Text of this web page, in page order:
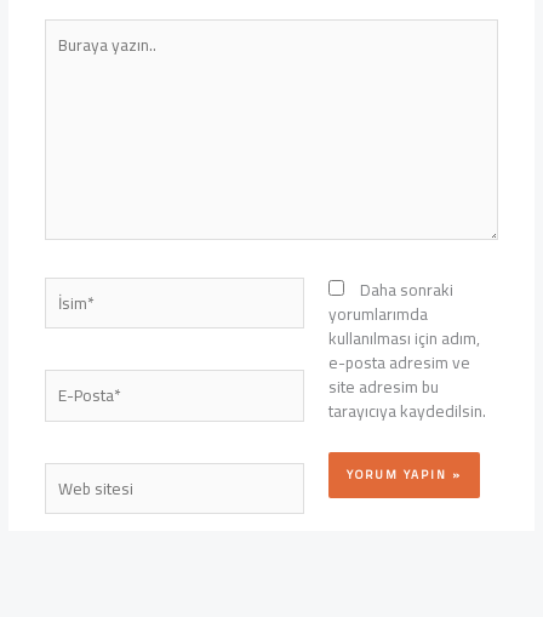
Buraya
yazın..
İsim*
E-
Posta*
Web
sitesi
Daha sonraki
yorumlarımda
kullanılması için adım,
e-posta adresim ve
site adresim bu
tarayıcıya kaydedilsin.